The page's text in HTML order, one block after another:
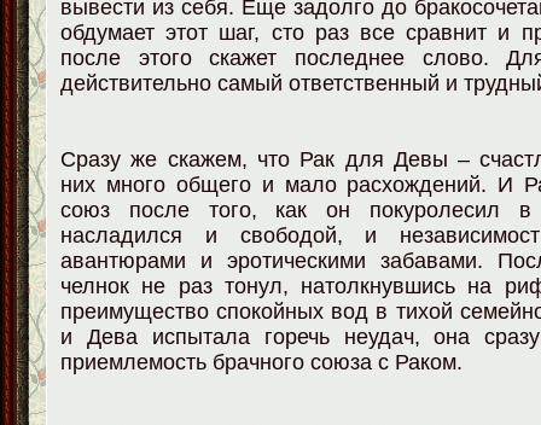
вывести из себя. Еще задолго до
обдумает этот шаг, сто раз все сравнит и
после этого скажет последнее слово.
действительно самый ответственный и
Сразу же скажем, что Рак для Девы –
них много общего и мало расхождений. И
союз после того, как он покуролесил
насладился и свободой, и
авантюрами и эротическими забавами.
челнок не раз тонул, натолкнувшись на
преимущество спокойных вод в тихой
и Дева испытала горечь неудач, она
приемлемость брачного союза с Раком.